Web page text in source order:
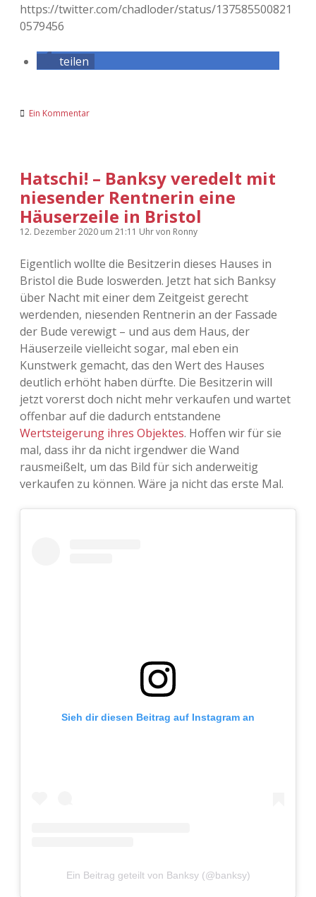
https://twitter.com/chadloder/status/137585500821
0579456
teilen
Ein Kommentar
Hatschi! – Banksy veredelt mit
niesender Rentnerin eine
Häuserzeile in Bristol
12. Dezember 2020 um 21:11 Uhrvon Ronny
Eigentlich wollte die Besitzerin dieses Hauses in
Bristol die Bude loswerden. Jetzt hat sich Banksy
über Nacht mit einer dem Zeitgeist gerecht
werdenden, niesenden Rentnerin an der Fassade
der Bude verewigt – und aus dem Haus, der
Häuserzeile vielleicht sogar, mal eben ein
Kunstwerk gemacht, das den Wert des Hauses
deutlich erhöht haben dürfte. Die Besitzerin will
jetzt vorerst doch nicht mehr verkaufen und wartet
offenbar auf die dadurch entstandene
Wertsteigerung ihres Objektes. Hoffen wir für sie
mal, dass ihr da nicht irgendwer die Wand
rausmeißelt, um das Bild für sich anderweitig
verkaufen zu können. Wäre ja nicht das erste Mal.
Sieh dir diesen Beitrag auf Instagram an
Ein Beitrag geteilt von Banksy (@banksy)